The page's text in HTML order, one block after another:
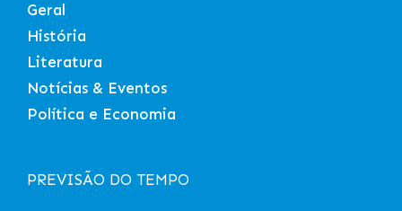
Geral
História
Literatura
Notícias & Eventos
Política e Economia
PREVISÃO DO TEMPO